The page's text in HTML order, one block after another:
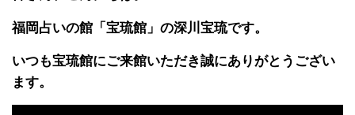
福岡占いの館「宝琉館」の深川宝琉です。
いつも宝琉館にご来館いただき誠にありがとうござい
ます。